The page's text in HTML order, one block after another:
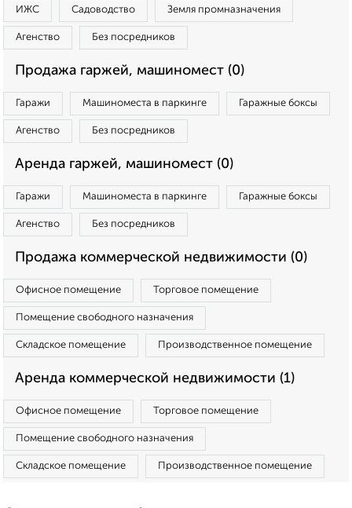
ИЖС Садоводство Земля промназначения
Агенство Без посредников
Продажа гаржей, машиномест (0)
Гаражи Машиноместа в паркинге Гаражные боксы
Агенство Без посредников
Аренда гаржей, машиномест (0)
Гаражи Машиноместа в паркинге Гаражные боксы
Агенство Без посредников
Продажа коммерческой недвижимости (0)
Офисное помещение Торговое помещение
Помещение свободного назначения
Складское помещение Производственное помещение
Аренда коммерческой недвижимости (1)
Офисное помещение Торговое помещение
Помещение свободного назначения
Складское помещение Производственное помещение